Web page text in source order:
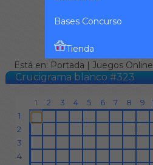
Bases Concurso
Tienda
Está en: Portada | Juegos Online
Crucigrama blanco #323